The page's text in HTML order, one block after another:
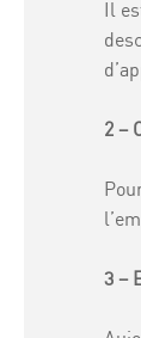
Il
2 –
3 –